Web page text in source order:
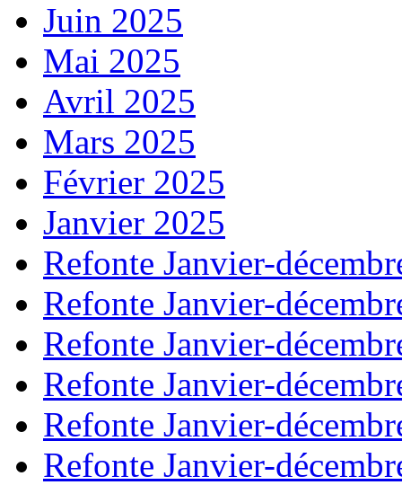
Juin 2025
Mai 2025
Avril 2025
Mars 2025
Février 2025
Janvier 2025
Refonte Janvier-
Refonte Janvier-
Refonte Janvier-
Refonte Janvier-
Refonte Janvier-
Refonte Janvier-